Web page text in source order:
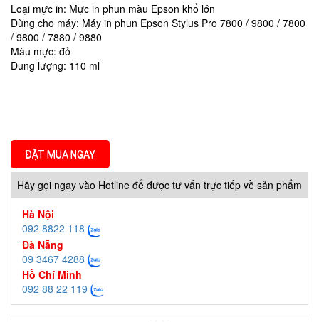
Loại mực in: Mực in phun màu Epson khổ lớn
Dùng cho máy: Máy in phun Epson Stylus Pro 7800 / 9800 / 7800
/ 9800 / 7880 / 9880
Màu mực: đỏ
Dung lượng: 110 ml
ĐẶT MUA NGAY
Hãy gọi ngay vào Hotline để được tư vấn trực tiếp về sản phẩm
Hà Nội
092 8822 118
Đà Nẵng
09 3467 4288
Hồ Chí Minh
092 88 22 119